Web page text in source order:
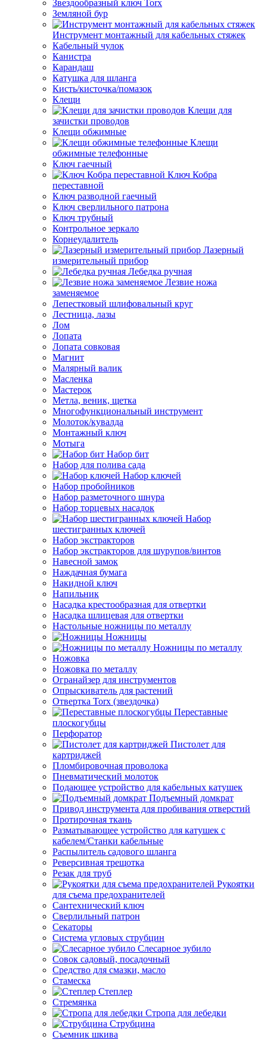
Звездообразный ключ Torx
Земляной бур
Инструмент монтажный для кабельных стяжек
Кабельный чулок
Канистра
Карандаш
Катушка для шланга
Кисть/кисточка/помазок
Клещи
Клещи для
зачистки проводов
Клещи обжимные
Клещи
обжимные телефонные
Ключ гаечный
Ключ Кобра
переставной
Ключ разводной гаечный
Ключ сверлильного патрона
Ключ трубный
Контрольное зеркало
Корнеудалитель
Лазерный
измерительный прибор
Лебедка ручная
Лезвие ножа
заменяемое
Лепестковый шлифовальный круг
Лестница, лазы
Лом
Лопата
Лопата совковая
Магнит
Малярный валик
Масленка
Мастерок
Метла, веник, щетка
Многофункциональный инструмент
Молоток/кувалда
Монтажный ключ
Мотыга
Набор бит
Набор для полива сада
Набор ключей
Набор пробойников
Набор разметочного шнура
Набор торцевых насадок
Набор
шестигранных ключей
Набор экстракторов
Набор экстракторов для шурупов/винтов
Навесной замок
Наждачная бумага
Накидной ключ
Напильник
Насадка крестообразная для отвертки
Насадка шлицевая для отвертки
Настольные ножницы по металлу
Ножницы
Ножницы по металлу
Ножовка
Ножовка по металлу
Огранайзер для инструментов
Опрыскиватель для растений
Отвертка Torx (звездочка)
Переставные
плоскогубцы
Перфоратор
Пистолет для
картриджей
Пломбировочная проволока
Пневматический молоток
Подающее устройство для кабельных катушек
Подъемный домкрат
Привод инструмента для пробивания отверстий
Протирочная ткань
Разматывающее устройство для катушек с
кабелем/Станки кабельные
Распылитель садового шланга
Реверсивная трещотка
Резак для труб
Рукоятки
для съема предохранителей
Сантехнический ключ
Сверлильный патрон
Секаторы
Система угловых струбцин
Слесарное зубило
Совок садовый, посадочный
Средство для смазки, масло
Стамеска
Степлер
Стремянка
Стропа для лебедки
Струбцина
Съемник шкива